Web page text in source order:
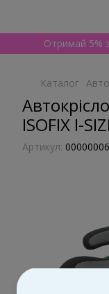
Отримай 5%
Каталог
ISOFIX I-
Артикул: